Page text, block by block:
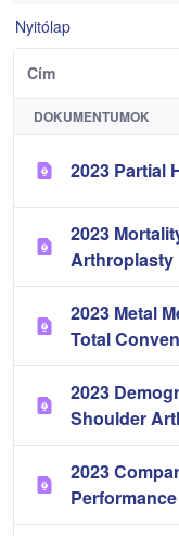
Nyitólap
Cím
DOKUMENTUMOK
2023 Partial
2023
Arthroplasty
2023 Metal
Total
2023
Shoulder
2023
Performance